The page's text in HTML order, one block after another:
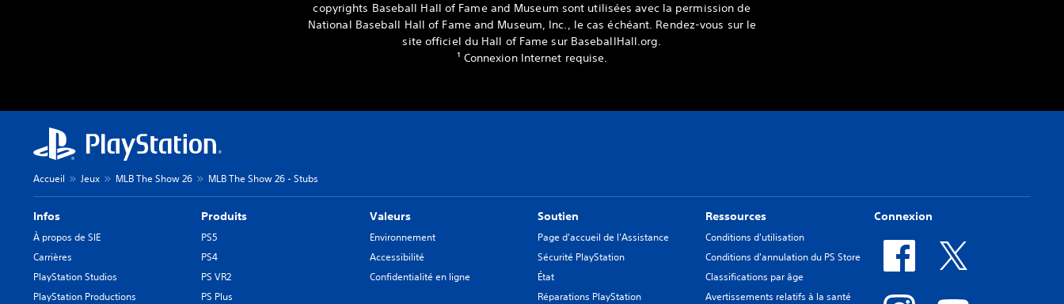
copyrights Baseball Hall of Fame and Museum sont utilisées avec la permission de
National Baseball Hall of Fame and Museum, Inc., le cas échéant. Rendez-vous sur le
site officiel du Hall of Fame sur BaseballHall.org.
¹ Connexion Internet requise.
Accueil Jeux MLB The Show 26 MLB The Show 26 - Stubs
Infos
À propos de SIE
Carrières
PlayStation Studios
PlayStation Productions
Produits
PS5
PS4
PS VR2
PS Plus
Valeurs
Environnement
Accessibilité
Confidentialité en ligne
Soutien
Page d'accueil de l'Assistance
Sécurité PlayStation
État
Réparations PlayStation
Ressources
Conditions d'utilisation
Conditions d'annulation du PS Store
Classifications par âge
Avertissements relatifs à la santé
Connexion